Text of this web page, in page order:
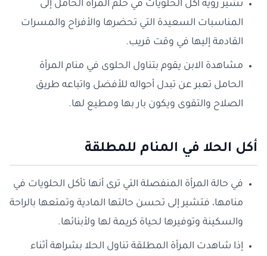
تشير رؤية أكل الحلويات في حلم المرأة الحامل إلى
المناسبات السعيدة التي تحضرها والأفراح والمسرات
القادمة إليها في وقت قريب.
مشاهدة الابن يقوم بتناول الحلوى في منام المرأة
الحامل تعبر عن تبدل أحواله للأفضل واتباعه طريق
الصلاح والتقوى ويكون بار بها ومطيع لها.
أكل الحلا في المنام للمطلقة
في حالة المرأة المنفصلة التي ترى أنها تأكل الحلويات في
منامها، فتشير إلى تحسن حالتها المادية وتمتعها بالراحة
والسكينة وتوفيرها لحياة كريمة لها ولأبنائها.
إذا شاهدت المرأة المطلقة تناول الحلا بشراهة أثناء